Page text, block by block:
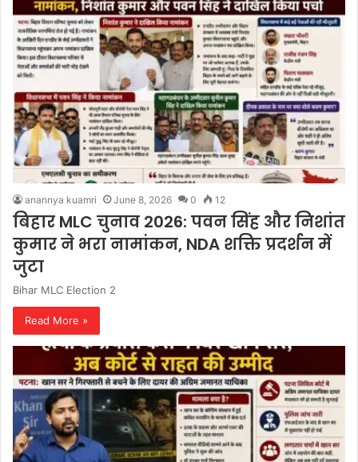
anannya kuamri June 8, 2026 0 12
बिहार MLC चुनाव 2026: पवन सिंह और निशांत
कुमार ने भरा नामांकन, NDA शक्ति प्रदर्शन में
जुटा
Bihar MLC Election 2
Read More »